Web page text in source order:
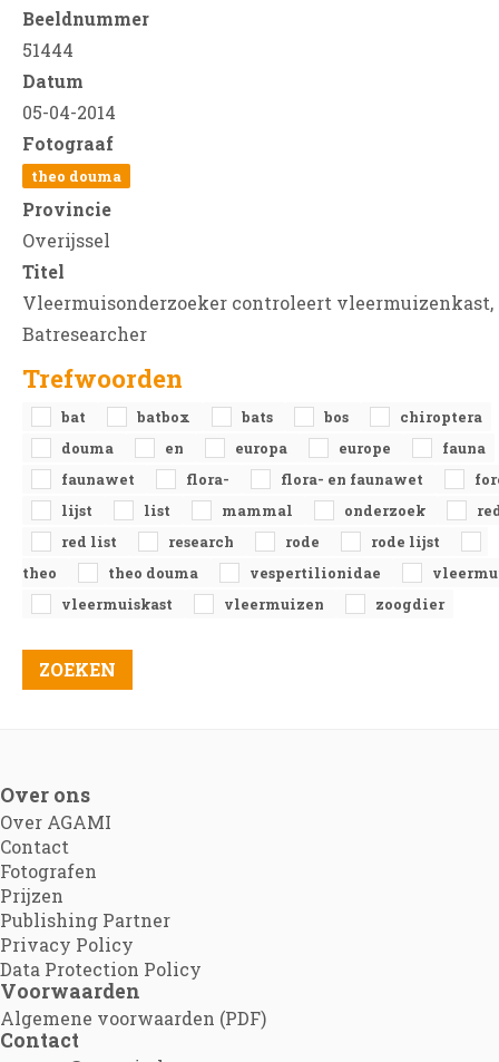
Beeldnummer
51444
Datum
05-04-2014
Fotograaf
theo douma
Provincie
Overijssel
Titel
Vleermuisonderzoeker controleert vleermuizenkast,
Batresearcher
Trefwoorden
bat batbox bats bos
chiroptera
douma
en europa europe
fauna
faunawet
flora- flora- en faunawet
lijst
list mammal onderzoek
red list
research rode
rode lijst
theo
theo douma vespertilionidae
vleermuiskast
vleermuizen zoogdier
Over ons
Over AGAMI
Contact
Fotografen
Prijzen
Publishing Partner
Privacy Policy
Data Protection Policy
Voorwaarden
Algemene voorwaarden (PDF)
Contact